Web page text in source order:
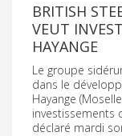
BRITISH
VEUT
HAYANGE
Le groupe
dans le
Hayange
investissements
déclaré mardi